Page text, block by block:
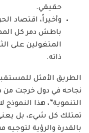
حقيقي.
وأخيراً، اقتصاد
باطش دمر كل
المتغولين على
ذاته.
الطريق الأمثل
نجاحه في دول خرجت من
التنموية”، هذا
تمتلك كل شيء، بل يعني
بالقدرة والرؤية لتوجيه